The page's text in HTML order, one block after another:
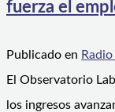
fuerza el
Publicado en
El Observatorio
los ingresos